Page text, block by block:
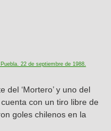
22 de septiembre de 1988.
del ‘Mortero’ y uno del
cuenta con un tiro libre de
goles chilenos en la